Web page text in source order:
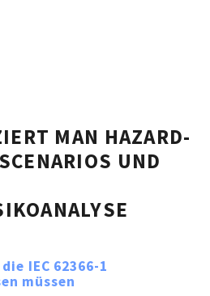
MAN HAZARD-
UND
IEC 62366-1
müssen